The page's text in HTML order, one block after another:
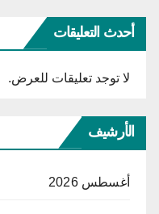
أحدث التعليقات
لا توجد تعليقات للعرض.
الأرشيف
أغسطس 2026